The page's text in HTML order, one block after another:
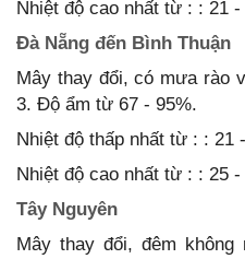
Nhiệt độ cao nhất từ : : 21
Đà Nẵng đến Bình Thuận
Mây thay đổi, có mưa rào
3. Độ ẩm từ 67 - 95%.
Nhiệt độ thấp nhất từ : : 21
Nhiệt độ cao nhất từ : : 25
Tây Nguyên
Mây thay đổi, đêm không